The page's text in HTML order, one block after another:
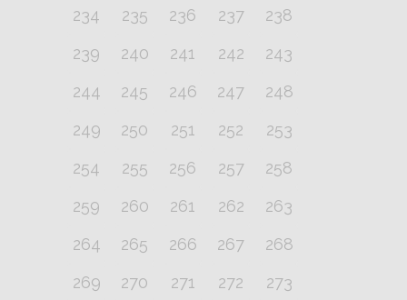
234
235 236 237
238
239
240 241 242
243
244
245 246 247
248
249
250 251 252
253
254
255 256 257
258
259
260 261 262
263
264
265 266 267
268
269
270 271 272
273